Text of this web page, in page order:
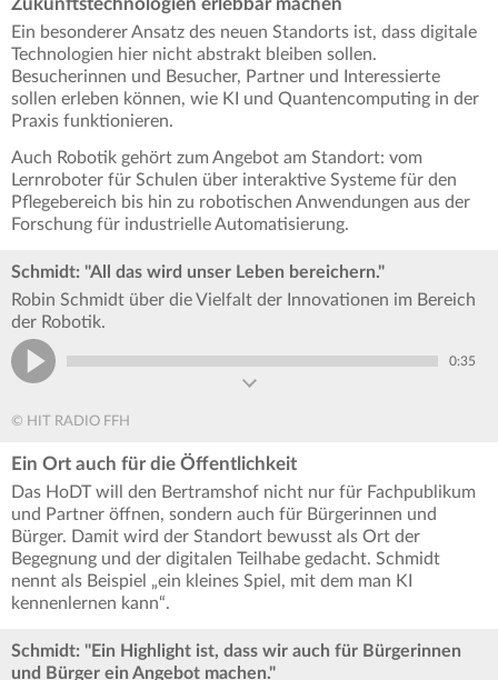
Zukunftstechnologien erlebbar machen
Ein besonderer Ansatz des neuen Standorts ist, dass digitale
Technologien hier nicht abstrakt bleiben sollen.
Besucherinnen und Besucher, Partner und Interessierte
sollen erleben können, wie KI und Quantencomputing in der
Praxis funktionieren.
Auch Robotik gehört zum Angebot am Standort: vom
Lernroboter für Schulen über interaktive Systeme für den
Pflegebereich bis hin zu robotischen Anwendungen aus der
Forschung für industrielle Automatisierung.
Schmidt: "All das wird unser Leben bereichern."
Robin Schmidt über die Vielfalt der Innovationen im Bereich
der Robotik.
0:35
© HIT RADIO FFH
Ein Ort auch für die Öffentlichkeit
Das HoDT will den Bertramshof nicht nur für Fachpublikum
und Partner öffnen, sondern auch für Bürgerinnen und
Bürger. Damit wird der Standort bewusst als Ort der
Begegnung und der digitalen Teilhabe gedacht. Schmidt
nennt als Beispiel „ein kleines Spiel, mit dem man KI
kennenlernen kann“.
Schmidt: "Ein Highlight ist, dass wir auch für Bürgerinnen
und Bürger ein Angebot machen."